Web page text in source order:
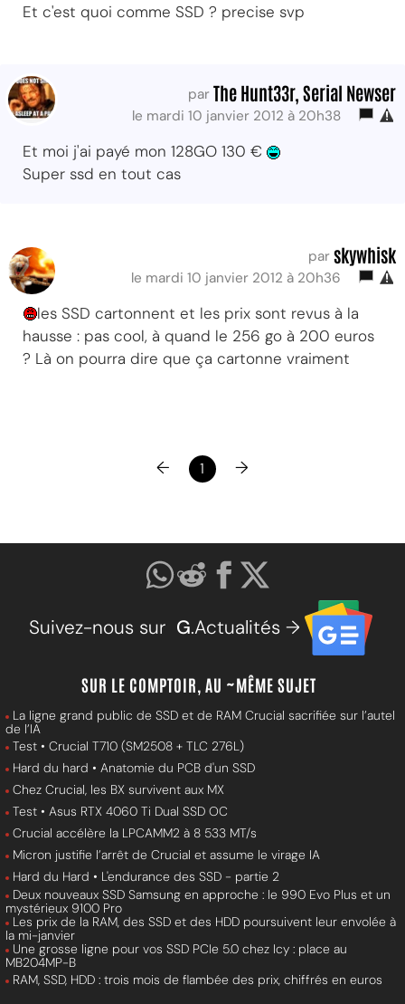
Et c'est quoi comme SSD ? precise svp
par The Hunt33r, Serial Newser
le mardi 10 janvier 2012 à 20h38
Et moi j'ai payé mon 128GO 130 €
Super ssd en tout cas
par skywhisk
le mardi 10 janvier 2012 à 20h36
les SSD cartonnent et les prix sont revus à la
hausse : pas cool, à quand le 256 go à 200 euros
? Là on pourra dire que ça cartonne vraiment
← 1 →
Suivez-nous sur G.Actualités →
SUR LE COMPTOIR, AU ~MÊME SUJET
La ligne grand public de SSD et de RAM Crucial sacrifiée sur l’autel
de l’IA
Test • Crucial T710 (SM2508 + TLC 276L)
Hard du hard • Anatomie du PCB d'un SSD
Chez Crucial, les BX survivent aux MX
Test • Asus RTX 4060 Ti Dual SSD OC
Crucial accélère la LPCAMM2 à 8 533 MT/s
Micron justifie l’arrêt de Crucial et assume le virage IA
Hard du Hard • L'endurance des SSD - partie 2
Deux nouveaux SSD Samsung en approche : le 990 Evo Plus et un
mystérieux 9100 Pro
Les prix de la RAM, des SSD et des HDD poursuivent leur envolée à
la mi-janvier
Une grosse ligne pour vos SSD PCIe 5.0 chez Icy : place au
MB204MP-B
RAM, SSD, HDD : trois mois de flambée des prix, chiffrés en euros